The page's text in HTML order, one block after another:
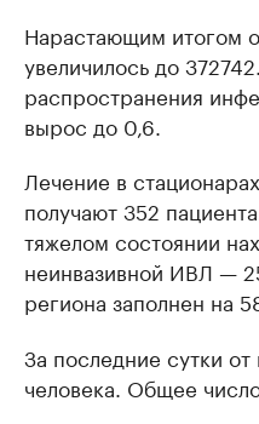
Нарастающим итогом
увеличилось до
распространения
вырос до 0,6.
Лечение в
получают 352
тяжелом состоянии
неинвазивной ИВЛ —
региона заполнен на
За последние сутки
человека. Общее